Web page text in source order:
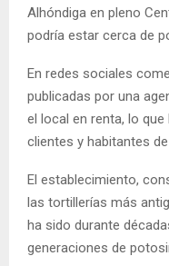
Alhóndiga en pleno
podría estar cerca de
En redes sociales
publicadas por una
el local en renta, lo
clientes y habitantes
El establecimiento,
las tortillerías más
ha sido durante
generaciones de